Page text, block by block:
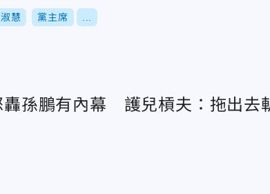
慧 黨主席
轟孫鵬有內幕 護兒槓夫：拖出去